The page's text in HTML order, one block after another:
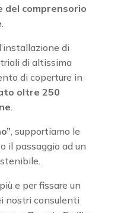
del comprensorio
.
di
di altissima
di coperture in
oltre 250
.
, supportiamo le
il passaggio ad un
e per fissare un
nostri consulenti